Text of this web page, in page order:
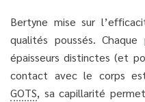
Bertyne mise sur
qualités poussés.
épaisseurs distinctes (et
contact avec le corps
GOTS, sa capillarité